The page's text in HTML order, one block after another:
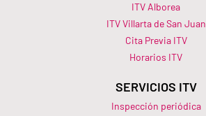
ITV Alborea
ITV Villarta de San Juan
Cita Previa ITV
Horarios ITV​
SERVICIOS ITV
Inspección periódica